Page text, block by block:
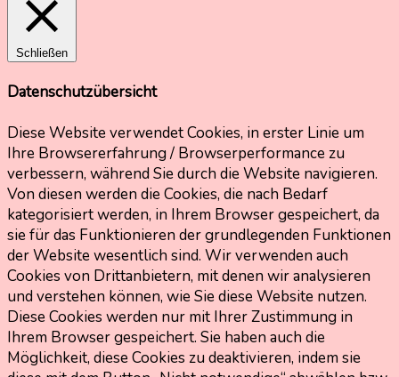
Schließen
Datenschutzübersicht
Diese Website verwendet Cookies, in erster Linie um
Ihre Browsererfahrung / Browserperformance zu
verbessern, während Sie durch die Website navigieren.
Von diesen werden die Cookies, die nach Bedarf
kategorisiert werden, in Ihrem Browser gespeichert, da
sie für das Funktionieren der grundlegenden Funktionen
der Website wesentlich sind. Wir verwenden auch
Cookies von Drittanbietern, mit denen wir analysieren
und verstehen können, wie Sie diese Website nutzen.
Diese Cookies werden nur mit Ihrer Zustimmung in
Ihrem Browser gespeichert. Sie haben auch die
Möglichkeit, diese Cookies zu deaktivieren, indem sie